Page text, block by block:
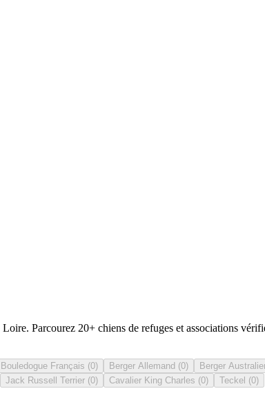
Parcourez 20+ chiens de refuges et associations
Bouledogue Français (0) Berger Allemand (0) Berger
Jack Russell Terrier (0) Cavalier King Charles (0) Teckel (0)